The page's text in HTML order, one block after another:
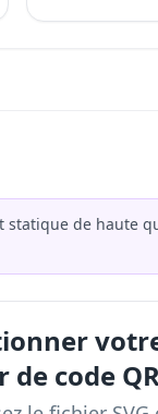
statique de haute
de code